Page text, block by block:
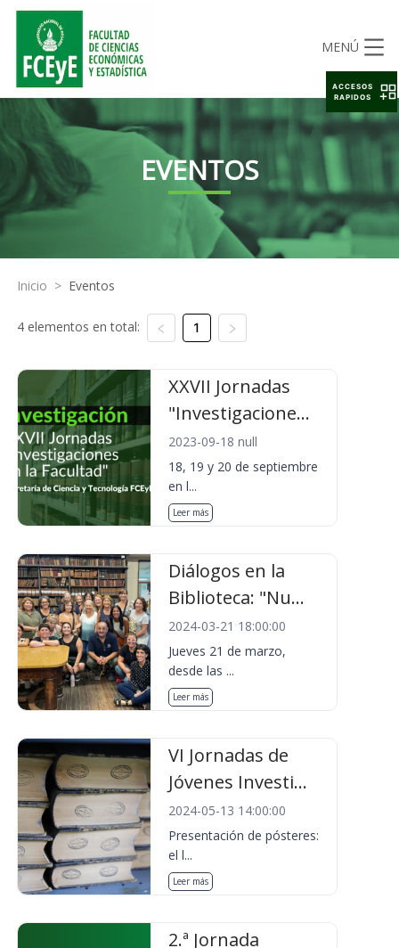
MENÚ
EVENTOS
Inicio > Eventos
4 elementos en total: 1
XXVII Jornadas
"Investigacione...
2023-09-18 null
18, 19 y 20 de septiembre
en l...
Leer más
Diálogos en la
Biblioteca: "Nu...
2024-03-21 18:00:00
Jueves 21 de marzo,
desde las ...
Leer más
VI Jornadas de
Jóvenes Investi...
2024-05-13 14:00:00
Presentación de pósteres:
el l...
Leer más
2.ª Jornada
ACCESOS
RAPIDOS